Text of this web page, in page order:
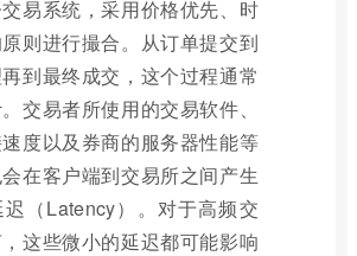
易系统，采用价格优先、时
则进行撮合。从订单提交到
到最终成交，这个过程通常
交易者所使用的交易软件、
度以及券商的服务器性能等
在客户端到交易所之间产生
（Latency）。对于高频交
这些微小的延迟都可能影响